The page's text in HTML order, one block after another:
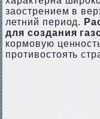
заострением в
летний период.
для создания
кормовую
противостоять